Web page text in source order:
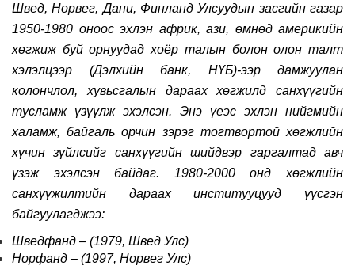
Швед, Норвег, Дани, Финланд Улсуудын засгийн газар
1950-1980 оноос эхлэн африк, ази, өмнөд америкийн
хөгжиж буй орнуудад хоёр талын болон олон талт
хэлэлцээр (Дэлхийн банк, НҮБ)-ээр дамжуулан
колончлол, хувьсгалын дараах хөгжилд санхүүгийн
тусламж үзүүлж эхэлсэн. Энэ үеэс эхлэн нийгмийн
халамж, байгаль орчин зэрэг тогтвортой хөгжлийн
хүчин зүйлсийг санхүүгийн шийдвэр гаргалтад авч
үзэж эхэлсэн байдаг. 1980-2000 онд хөгжлийн
санхүүжилтийн дараах институуцууд үүсгэн
байгуулагджээ:
Шведфанд – (1979, Швед Улс)
Норфанд – (1997, Норвег Улс)